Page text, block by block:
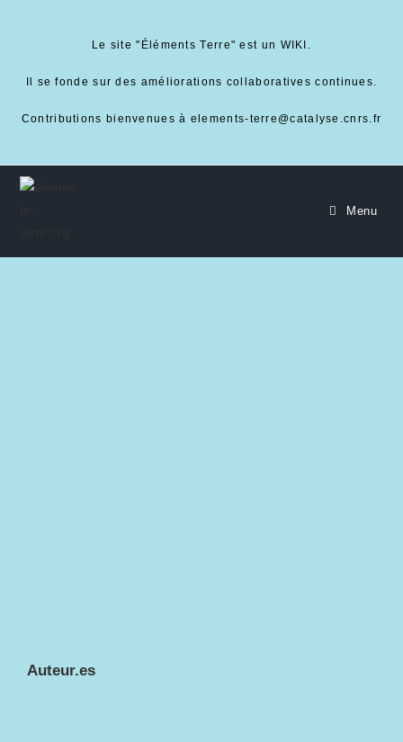
Le site "Éléments Terre" est un WIKI.
Il se fonde sur des améliorations collaboratives continues.
Contributions bienvenues à elements-terre@catalyse.cnrs.fr
Menu
Auteur.es